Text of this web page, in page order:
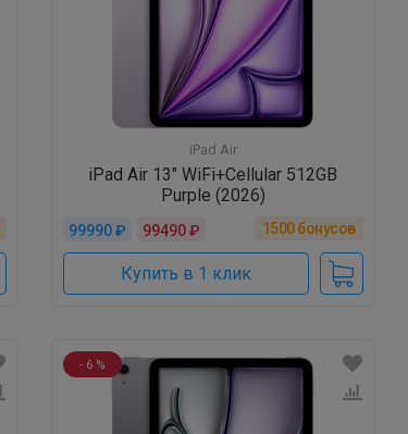
iPad Air
iPad Air 13" WiFi+Cellular 512GB
Purple (2026)
99990 ₽ 99490 ₽ 1500бонусов
Купить в 1 клик
- 6 %